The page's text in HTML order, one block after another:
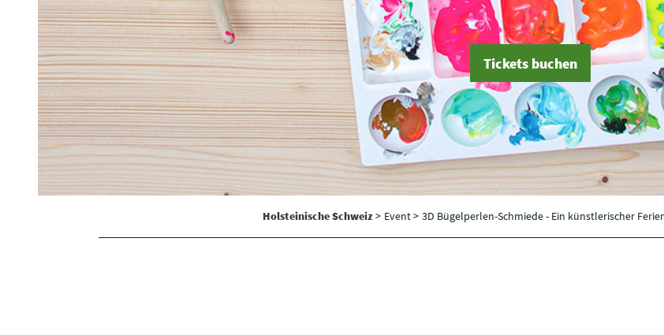
Tickets buchen
Holsteinische Schweiz> Event > 3D Bügelperlen-Schmiede - Ein künstlerischer